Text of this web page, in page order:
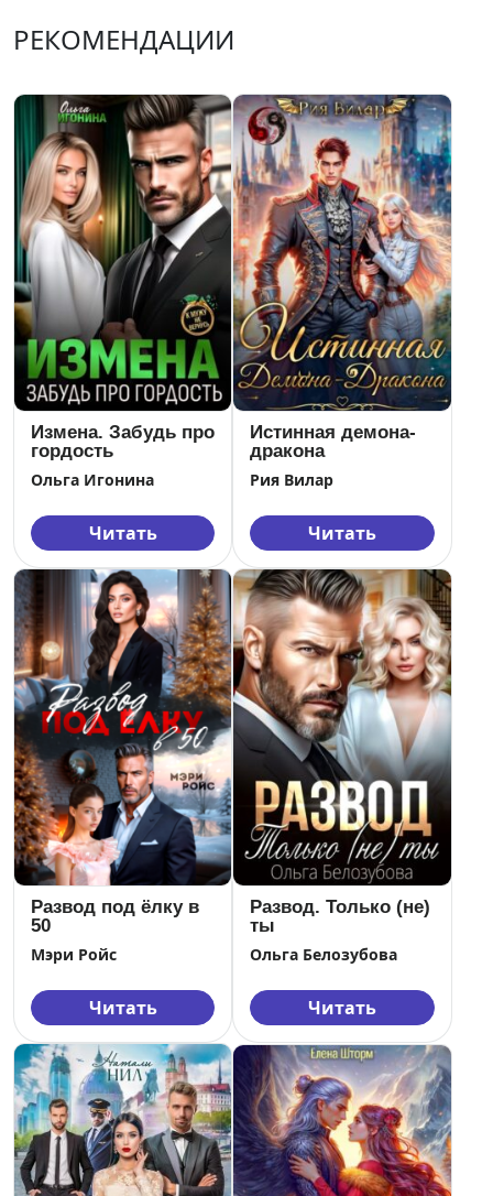
РЕКОМЕНДАЦИИ
Измена. Забудь про
гордость
Ольга Игонина
Читать
Истинная демона-
дракона
Рия Вилар
Читать
Развод под ёлку в
50
Мэри Ройс
Читать
Развод. Только (не)
ты
Ольга Белозубова
Читать